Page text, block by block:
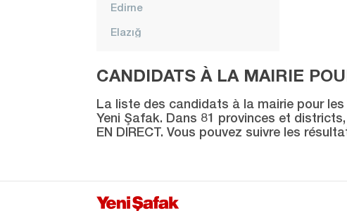
Edirne
Elazığ
Erzurum
Eskişehir
Gaziantep
Gümüşhane
Hakkari
CANDIDATS À LA MAIRIE
La liste des candidats à la mairie pour
Yeni Şafak. Dans 81 provinces et
EN DIRECT. Vous pouvez suivre les